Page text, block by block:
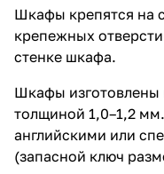
Шкафы крепятся на
крепежных
стенке шкафа.
Шкафы изготовлены
толщиной 1,0–1,2
английскими или
(запасной ключ